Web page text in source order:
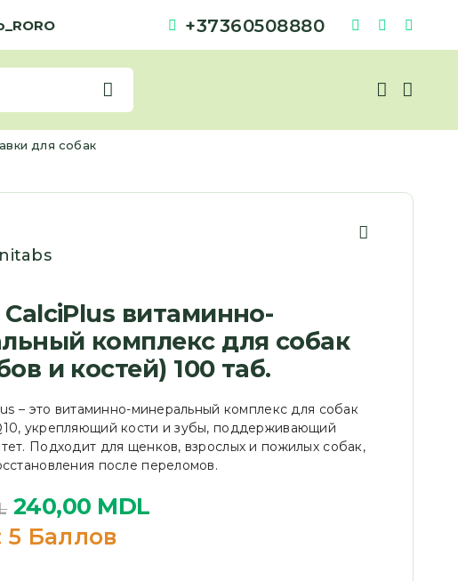
RO +37360508880
для собак
витаминно-
комплекс для собак
и костей) 100 таб.
– это витаминно-минеральный комплекс для собак
укрепляющий кости и зубы, поддерживающий
Подходит для щенков, взрослых и пожилых собак,
после переломов.
240,00 MDL
5 Баллов